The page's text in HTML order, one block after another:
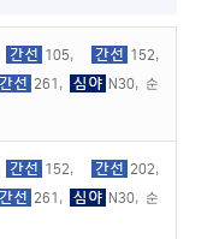
105,
152,
261,
N30, 순
152,
202,
261,
N30, 순